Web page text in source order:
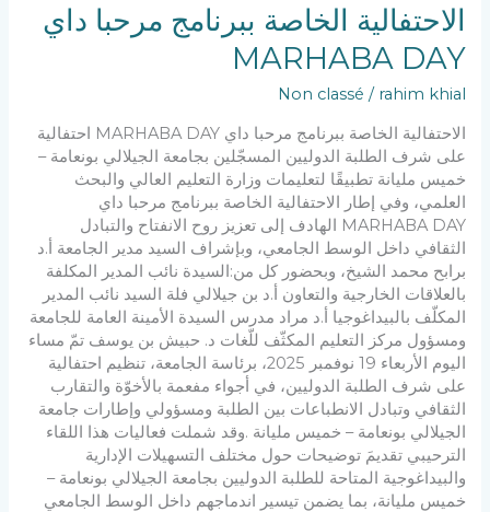
الاحتفالية الخاصة ببرنامج مرحبا داي
MARHABA DAY
Non classé / rahim khial
الاحتفالية الخاصة ببرنامج مرحبا داي MARHABA DAY احتفالية
على شرف الطلبة الدوليين المسجّلين بجامعة الجيلالي بونعامة –
خميس مليانة تطبيقًا لتعليمات وزارة التعليم العالي والبحث
العلمي، وفي إطار الاحتفالية الخاصة ببرنامج مرحبا داي
MARHABA DAY الهادف إلى تعزيز روح الانفتاح والتبادل
الثقافي داخل الوسط الجامعي، وبإشراف السيد مدير الجامعة أ.د
برابح محمد الشيخ، وبحضور كل من:السيدة نائب المدير المكلفة
بالعلاقات الخارجية والتعاون أ.د بن جيلالي فلة السيد نائب المدير
المكلّف بالبيداغوجيا أ.د مراد مدرس السيدة الأمينة العامة للجامعة
ومسؤول مركز التعليم المكثّف للّغات د. حبيش بن يوسف تمّ مساء
اليوم الأربعاء 19 نوفمبر 2025، برئاسة الجامعة، تنظيم احتفالية
على شرف الطلبة الدوليين، في أجواء مفعمة بالأخوّة والتقارب
الثقافي وتبادل الانطباعات بين الطلبة ومسؤولي وإطارات جامعة
الجيلالي بونعامة – خميس مليانة .وقد شملت فعاليات هذا اللقاء
الترحيبي تقديمَ توضيحات حول مختلف التسهيلات الإدارية
والبيداغوجية المتاحة للطلبة الدوليين بجامعة الجيلالي بونعامة –
خميس مليانة، بما يضمن تيسير اندماجهم داخل الوسط الجامعي